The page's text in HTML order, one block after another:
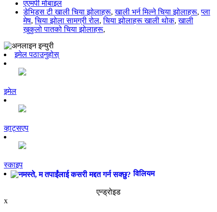
एएमपी मोबाइल
डेभिड्स टी खाली चिया झोलाहरू,खाली भर्न मिल्ने चिया झोलाहरू,प्ला
मेष,चिया झोला सामग्री रोल,चिया झोलाहरू खाली थोक,खाली
खुकुलो पातको चिया झोलाहरू,
इमेल पठाउनुहोस्
इमेल
व्हाट्सएप
स्काइप
विलियम
एन्ड्रोइड
x